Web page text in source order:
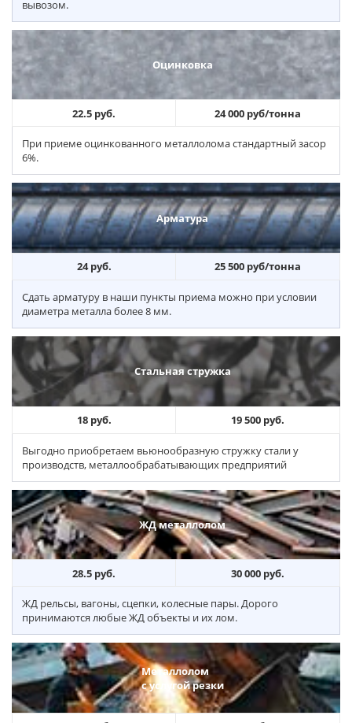
вывозом.
Оцинковка
22.5 руб. 24 000 руб/тонна
При приеме оцинкованного металлолома стандартный засор
6%.
Арматура
24 руб. 25 500 руб/тонна
Сдать арматуру в наши пункты приема можно при условии
диаметра металла более 8 мм.
Стальная стружка
18 руб. 19 500 руб.
Выгодно приобретаем вьюнообразную стружку стали у
производств, металлообрабатывающих предприятий
ЖД металлолом
28.5 руб. 30 000 руб.
ЖД рельсы, вагоны, сцепки, колесные пары. Дорого
принимаются любые ЖД объекты и их лом.
Металлолом
с услугой резки